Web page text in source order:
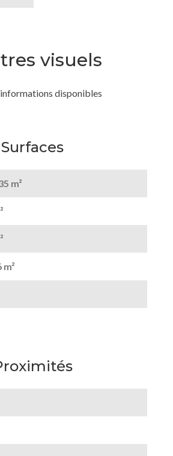
visuels
disponibles
Surfaces
m²
m²